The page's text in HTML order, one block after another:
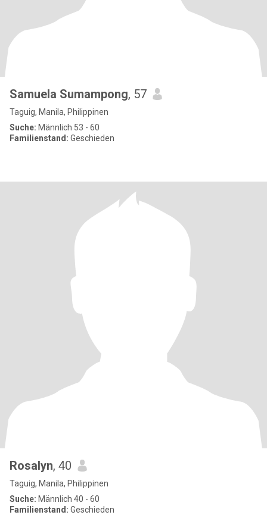
Samuela Sumampong, 57
Taguig, Manila, Philippinen
Suche: Männlich 53 - 60
Familienstand: Geschieden
Rosalyn, 40
Taguig, Manila, Philippinen
Suche: Männlich 40 - 60
Familienstand: Geschieden